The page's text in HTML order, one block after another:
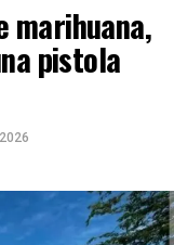
marihuana,
pistola